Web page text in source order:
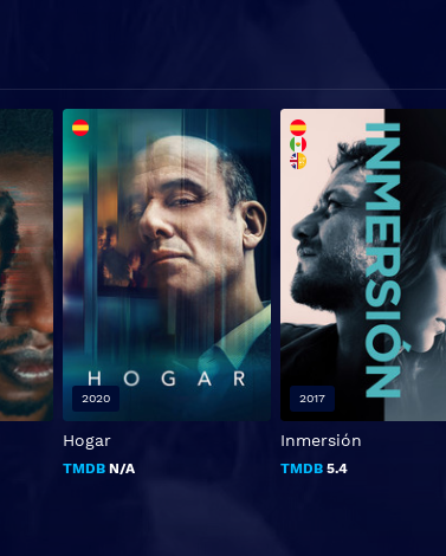
Hogar
TMDBN/A
2020
Inmersión
TMDB5.4
2017